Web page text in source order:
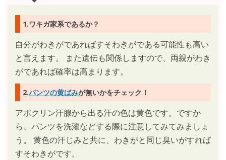
1.ワキガ家系であるか？
自分がわきがであればすそわきがである可能性も高い
と言えます。 また遺伝も関係しますので、両親がわき
がであれば確率は高まります。
2.パンツの黄ばみが無いかをチェック！
アポクリン汗腺から出る汗の色は黄色です。ですか
ら、パンツを洗濯などする際に注意してみてみましょ
う。 黄色の汗じみと共に、わきがと同じ臭いがすれば
すそわきがです。